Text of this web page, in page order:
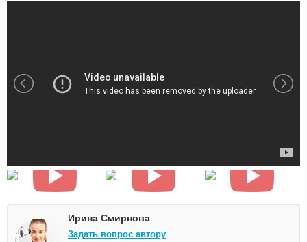
Ирина Смирнова
Задать вопрос автору